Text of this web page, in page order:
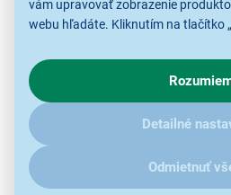
vám upravovať zobrazenie
webu hľadáte. Kliknutím na tlačítko
o chovaní na webe pre
V prípade že vás zaujímajú detaily,
ďalšími údaji pracujeme, kliknitesem
Detailné
Odmietnuť
Aviváž a parfum na
používať správne